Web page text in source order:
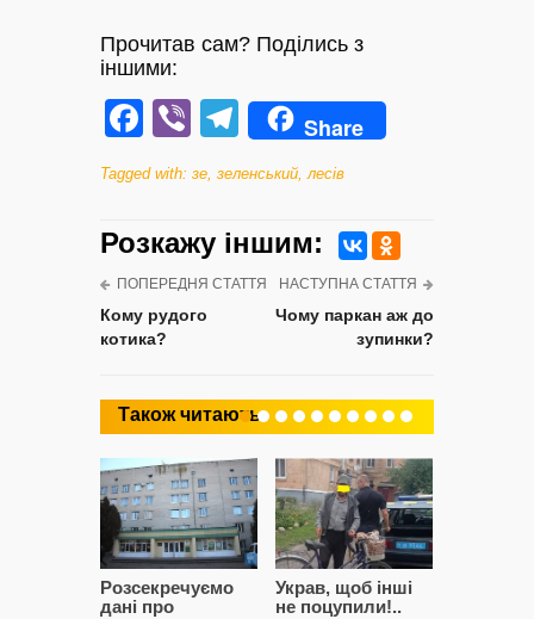
Прочитав сам? Поділись з
іншими:
Facebook
ViberTelegram
Share
Tagged with: зе зеленський лесів
Розкажу iншим:
ПОПЕРЕДНЯ СТАТТЯ
Кому рудого
котика?
НАСТУПНА СТАТТЯ
Чому паркан аж до
зупинки?
Також читають
Розсекречуємо
дані про
Украв, щоб інші
не поцупили!..